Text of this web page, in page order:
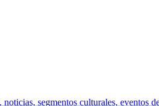
segmentos culturales, eventos